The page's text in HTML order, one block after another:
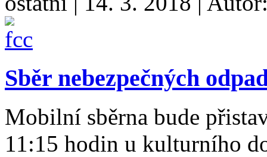
Sběr nebezpečných
Mobilní sběrna bude
11:15 hodin u kulturního